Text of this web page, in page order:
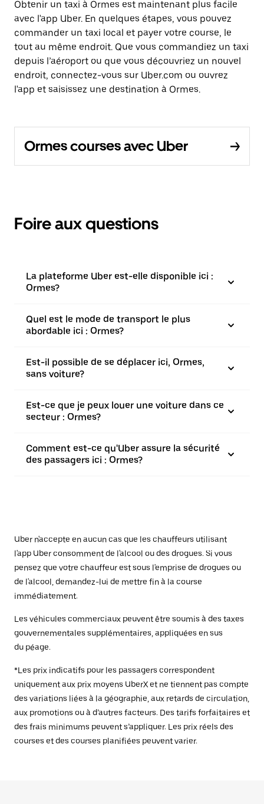
Obtenir un taxi à Ormes est maintenant plus facile
avec l'app Uber. En quelques étapes, vous pouvez
commander un taxi local et payer votre course, le
tout au même endroit. Que vous commandiez un taxi
depuis l’aéroport ou que vous découvriez un nouvel
endroit, connectez-vous sur Uber.com ou ouvrez
l'app et saisissez une destination à Ormes.
Ormes courses avec Uber
Foire aux questions
La plateforme Uber est-elle disponible ici :
Ormes?
Quel est le mode de transport le plus
abordable ici : Ormes?
Est-il possible de se déplacer ici, Ormes,
sans voiture?
Est-ce que je peux louer une voiture dans ce
secteur : Ormes?
Comment est-ce qu'Uber assure la sécurité
des passagers ici : Ormes?
Uber n'accepte en aucun cas que les chauffeurs utilisant
l'app Uber consomment de l'alcool ou des drogues. Si vous
pensez que votre chauffeur est sous l'emprise de drogues ou
de l'alcool, demandez-lui de mettre fin à la course
immédiatement.
Les véhicules commerciaux peuvent être soumis à des taxes
gouvernementales supplémentaires, appliquées en sus
du péage.
*Les prix indicatifs pour les passagers correspondent
uniquement aux prix moyens UberX et ne tiennent pas compte
des variations liées à la géographie, aux retards de circulation,
aux promotions ou à d’autres facteurs. Des tarifs forfaitaires et
des frais minimums peuvent s’appliquer. Les prix réels des
courses et des courses planifiées peuvent varier.